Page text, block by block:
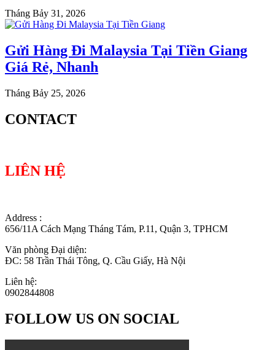
Tháng Bảy 31, 2026
Gửi Hàng Đi Malaysia Tại Tiền Giang
Giá Rẻ, Nhanh
Tháng Bảy 25, 2026
CONTACT
LIÊN HỆ
Address :
656/11A Cách Mạng Tháng Tám, P.11, Quận 3, TPHCM
Văn phòng Đại diện:
ĐC: 58 Trần Thái Tông, Q. Cầu Giấy, Hà Nội
Liên hệ:
0902844808
FOLLOW US ON SOCIAL